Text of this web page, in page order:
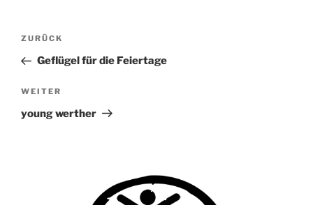
Beitragsnavigation
Vorheriger
Beitrag
ZURÜCK
Geflügel für die Feiertage
Nächster
Beitrag
WEITER
young werther